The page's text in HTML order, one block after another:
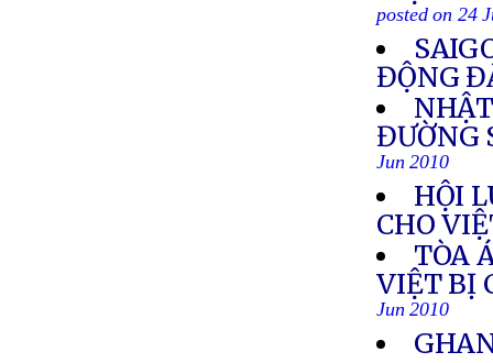
posted on 24
ĐỘNG
ĐƯỜNG
Jun 2010
HỘI
CHO
TÒA
VIỆT BỊ
Jun 2010